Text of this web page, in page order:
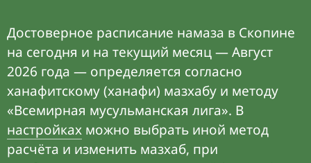
Достоверное расписание намаза в Скопине
на сегодня и на текущий месяц — Август
2026 года — определяется согласно
ханафитскому (ханафи) мазхабу и методу
«Всемирная мусульманская лига». В
настройках можно выбрать иной метод
расчёта и изменить мазхаб, при